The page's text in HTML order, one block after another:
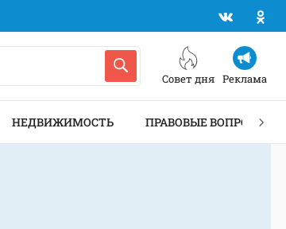
Совет дня Реклама
НЕДВИЖИМОСТЬ ПРАВОВЫЕ ВОПРОСЫ